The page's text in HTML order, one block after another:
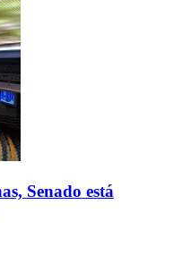
Senado está